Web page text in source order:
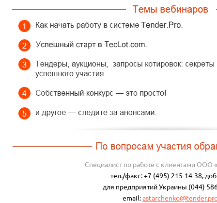
Специалист по работе с клиентами ООО
тел./факс: +7 (495) 215-14-38,
для предприятий Украины (044)
email: